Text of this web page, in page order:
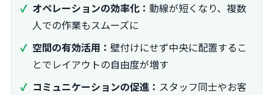
オペレーションの効率化： 動線が短くなり、複数
人での作業もスムーズに
空間の有効活用： 壁付けにせず中央に配置するこ
とでレイアウトの自由度が増す
コミュニケーションの促進： スタッフ同士やお客